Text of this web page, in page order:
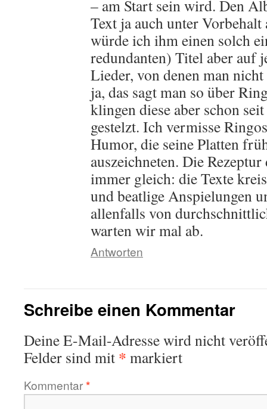
– am Start sein wird. Den
Text ja auch unter Vorbehalt
würde ich ihm einen solch
redundanten) Titel aber auf
Lieder, von denen man
ja, das sagt man so über
klingen diese aber schon
gestelzt. Ich vermisse
Humor, die seine Platten
auszeichneten. Die
immer gleich: die Texte
und beatlige Anspielungen
allenfalls von
warten wir mal ab.
Antworten
Schreibe einen Kommentar
Deine E-Mail-Adresse wird nicht
Felder sind mit * markiert
Kommentar*